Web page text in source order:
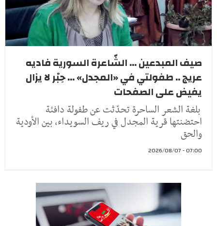
صيف المبدعين ... الشّاعرة السورية فاديه
عريج .. طفولتي في «المجدل» ... حِبْر لا يزال
يفيض على الصفحات
بلغة الشعر الساحرة تحدّثت عن طفولة دافئة
احتضنتها قرية المجدل في ريف السويداء، بين الأودية
والحق
07:00 - 2026/08/07